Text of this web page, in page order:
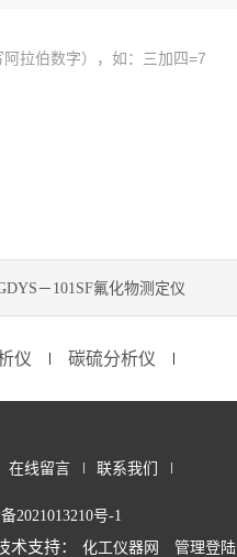
拉伯数字），如：三加四=7
－101SF氟化物测定仪
仪 碳硫分析仪
在线留言 联系我们
2021013210号-1
术支持： 化工仪器网 管理登陆